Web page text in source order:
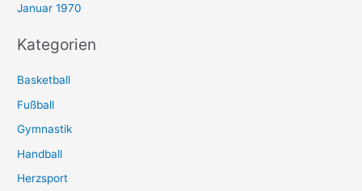
Januar 1970
Kategorien
Basketball
Fußball
Gymnastik
Handball
Herzsport